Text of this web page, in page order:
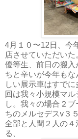
4月１０〜12日、今
店させていただい
優等生、前日の搬
ちと辛いが今年も
しい展示車はすで
回は我々小規模マ
し。我々の場合２
ちのメルセデスv３
全部と人間２人の
る、